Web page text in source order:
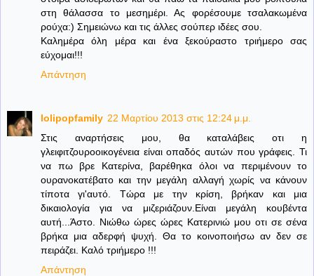
στη θάλασσα το μεσημέρι. Ας φορέσουμε τσαλακωμένα
ρούχα:) Σημειώνω και τις άλλες σούπερ ιδέες σου.
Καλημέρα όλη μέρα και ένα ξεκούραστο τριήμερο σας
εύχομαι!!!
Απάντηση
lolipopfamily 22 Μαρτίου 2013 στις 12:24 μ.μ.
Στις αναρτήσεις μου, θα καταλάβεις οτι η
γλειφιτζουροοικογένεια είναι οπαδός αυτών που γράφεις. Τι
να πω βρε Κατερίνα, βαρέθηκα όλοι να περιμένουν το
ουρανοκατέβατο και την μεγάλη αλλαγή χωρίς να κάνουν
τίποτα γι'αυτό. Τώρα με την κρίση, βρήκαν και μια
δικαιολογία για να μιζεριάζουν.Είναι μεγάλη κουβέντα
αυτή...Άστο. Νιώθω ώρες ώρες Κατερινιώ μου οτι σε σένα
βρήκα μια αδερφή ψυχή. Θα το κοινοποιήσω αν δεν σε
πειράζει. Καλό τριήμερο !!!
Απάντηση